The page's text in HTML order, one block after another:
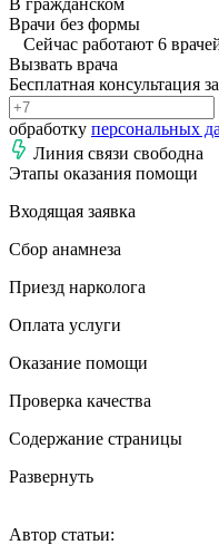
Врачи без формы
Сейчас работают 6
Вызвать врача
Бесплатная консультация
обработку персональных
Линия связи свободна
Этапы оказания помощи
Входящая заявка
Сбор анамнеза
Приезд нарколога
Оплата услуги
Оказание помощи
Проверка качества
Содержание страницы
Развернуть
Автор статьи: